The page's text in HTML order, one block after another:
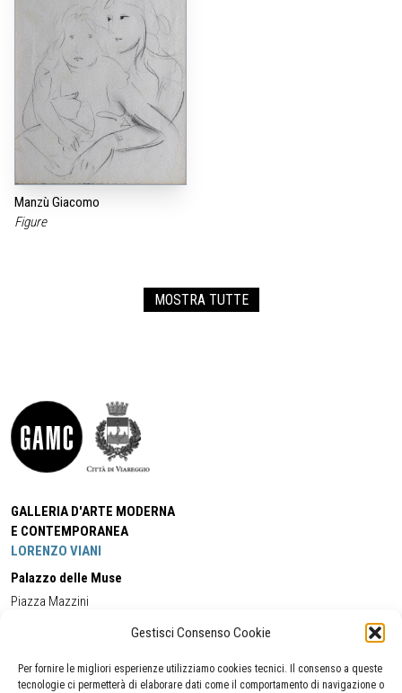
Gestisci Consenso Cookie
Per fornire le migliori esperienze utilizziamo cookies tecnici. Il consenso a queste
tecnologie ci permetterà di elaborare dati come il comportamento di navigazione o
Manzù Giacomo
Figure
MOSTRA TUTTE
GALLERIA D'ARTE MODERNA
E CONTEMPORANEA
LORENZO VIANI
Palazzo delle Muse
Piazza Mazzini
Cell:+39 338 5714978 (orario apertura Galleria)
Tel:
+39 0584 944580
(orario 09.00/13.00)
Email:gamc@comune.viareggio.lu.it